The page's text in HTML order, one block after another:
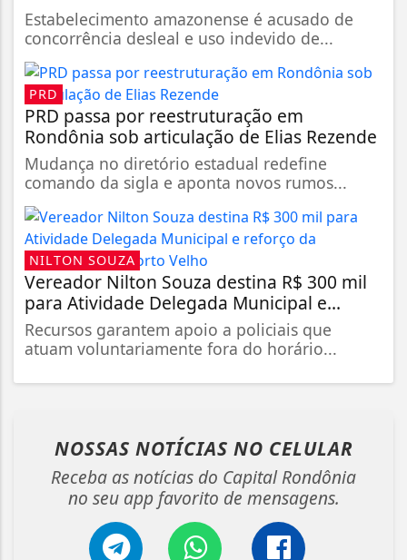
Estabelecimento amazonense é acusado de
concorrência desleal e uso indevido de...
PRD
PRD passa por reestruturação em
Rondônia sob articulação de Elias Rezende
Mudança no diretório estadual redefine
comando da sigla e aponta novos rumos...
NILTON SOUZA
Vereador Nilton Souza destina R$ 300 mil
para Atividade Delegada Municipal e...
Recursos garantem apoio a policiais que
atuam voluntariamente fora do horário...
NOSSAS NOTÍCIAS NO CELULAR
Receba as notícias do Capital Rondônia
no seu app favorito de mensagens.